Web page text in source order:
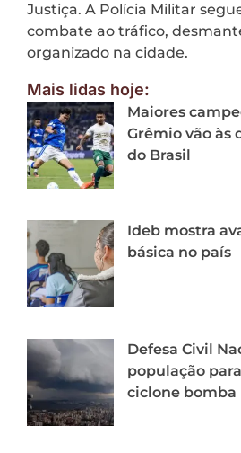
Justiça. A Polícia Militar
combate ao tráfico,
organizado na cidade.
Mais lidas hoje:
Maiores
Grêmio vão às
do Brasil
Ideb mostra
básica no país
Defesa Civil
população
ciclone bomba